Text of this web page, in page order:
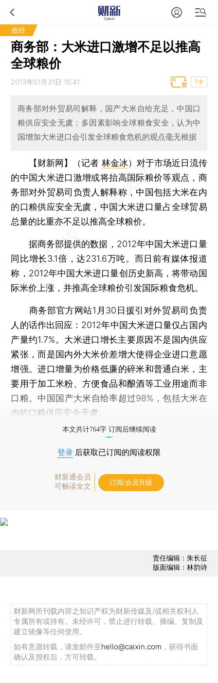
政经
商务部：大米进口激增不足以推高
全球粮价
2013年01月31日 15:41 T中
商务部对外贸易司解释，国产大米自给充足，中国口
粮供应安全无虞；多因素影响全球粮食安全，认为中
国增加大米进口会引发全球粮食危机的观点毫无根据
【财新网】（记者 林金冰） 对于市场近日流传
的中国大米进口激增或将抬高国际粮价等观点，商
务部对外贸易司负责人解释称，中国包括大米在内
的口粮供应安全无虞，中国大米进口量占全球贸易
总量的比重亦不足以推高全球粮价。
据商务部提供的数据，2012年中国大米进口量
同比增长3.1倍，达231.6万吨。而日前有媒体报道
称，2012年中国大米进口量创历史新高，将带动国
际米价上涨，并推高全球粮价引发国际粮食危机。
商务部官方网站1月30日援引对外贸易司负责
人的话作出回应：2012年中国大米进口量仅占国内
产量约1.7%。大米进口增长主要原因不是国内供应
紧张，而是国内外大米价差增大使得企业进口意愿
增强。进口增量为价格低廉的碎米和普通白米，主
要用于加工米粉、方便食品和酿酒等工业用途而非
口粮。中国国产大米自给率超过98%，包括大米在
内的口粮供应安全无虞。
本文共计764字 订阅后继续阅读
登录 后获取已订阅的阅读权限
财新通会员
可畅读全文
订阅/会员升级
责任编辑：朱长征
版面编辑：林韵诗
财新网所刊载内容之知识产权为财新传媒及/或相关权利人
专属所有或持有。未经许可，禁止进行转载、摘编、复制及
建立镜像等任何使用。
如有意愿转载，请发邮件至hello@caixin.com ，获得书面
确认及授权后，方可转载。